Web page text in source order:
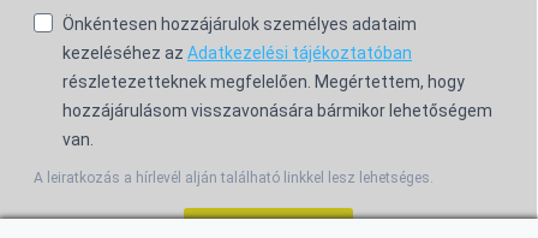
Önkéntesen hozzájárulok személyes adataim
kezeléséhez az Adatkezelési tájékoztatóban
részletezetteknek megfelelően. Megértettem, hogy
hozzájárulásom visszavonására bármikor lehetőségem
van.
A leiratkozás a hírlevél alján található linkkel lesz lehetséges.